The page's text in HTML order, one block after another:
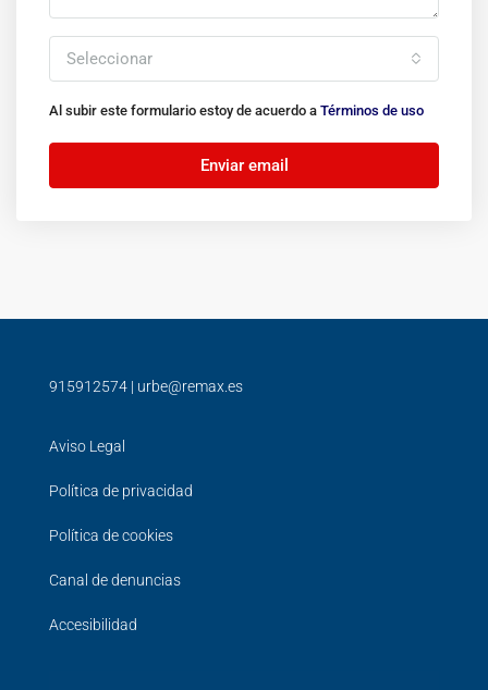
Seleccionar
Al subir este formulario estoy de acuerdo a Términos de uso
Enviar email
915912574 | urbe@remax.es
Aviso Legal
Política de privacidad
Política de cookies
Canal de denuncias
Accesibilidad